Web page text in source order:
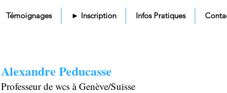
Témoignages ► Inscription Infos Pratiques
Alexandre Peducasse
Professeur de wcs à Genève/Suisse